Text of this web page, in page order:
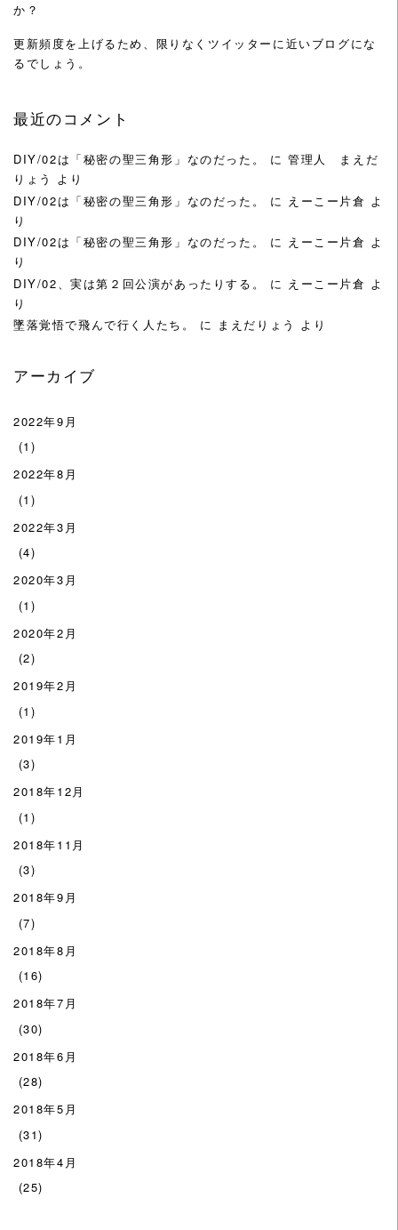
か？
更新頻度を上げるため、限りなくツイッターに近いブログにな
るでしょう。
最近のコメント
DIY/02は「秘密の聖三角形」なのだった。 に管理人 まえだ
りょう より
DIY/02は「秘密の聖三角形」なのだった。
に えーこー片倉 よ
り
DIY/02は「秘密の聖三角形」なのだった。
に えーこー片倉 よ
り
DIY/02、実は第２回公演があったりする。
に えーこー片倉 よ
り
墜落覚悟で飛んで行く人たち。
に まえだりょう より
アーカイブ
2022年9月
(1)
2022年8月
(1)
2022年3月
(4)
2020年3月
(1)
2020年2月
(2)
2019年2月
(1)
2019年1月
(3)
2018年12月
(1)
2018年11月
(3)
2018年9月
(7)
2018年8月
(16)
2018年7月
(30)
2018年6月
(28)
2018年5月
(31)
2018年4月
(25)